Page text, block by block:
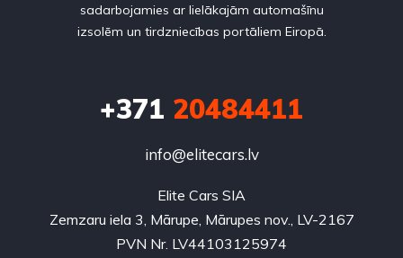
sadarbojamies ar lielākajām automašīnu
izsolēm un tirdzniecības portāliem Eiropā.
+371 20484411
info@elitecars.lv
Elite Cars SIA
Zemzaru iela 3, Mārupe, Mārupes nov., LV-2167
PVN Nr. LV44103125974